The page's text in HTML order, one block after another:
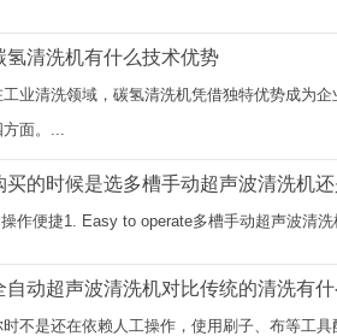
氢清洗机有什么技术优势
工业清洗领域，碳氢清洗机凭借独特优势成为
方面。...
买的时候是选多槽手动超声波清洗机
作便捷1. Easy to operate多槽手动超声波清
自动超声波清洗机对比传统的清洗有
时不是还在依赖人工操作，使用刷子、布等工